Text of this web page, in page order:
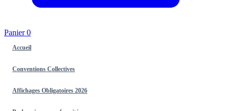
Panier0
Accueil
Conventions Collectives
Affichages Obligatoires 2026